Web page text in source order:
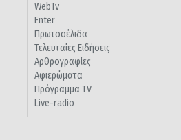
WebTv
Enter
Πρωτοσέλιδα
Τελευταίες Ειδήσεις
Αρθρογραφίες
Αφιερώματα
Πρόγραμμα TV
Live-radio